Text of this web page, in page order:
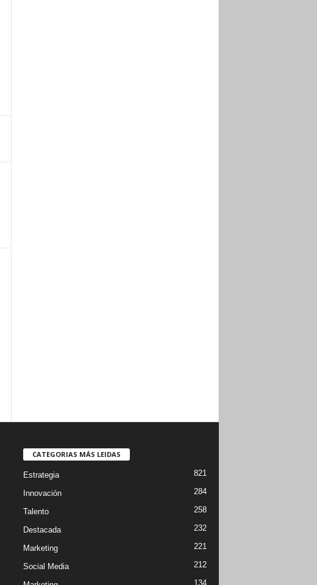
CATEGORIAS MÁS LEIDAS
Estrategia 821
Innovación 284
Talento 258
Destacada 232
Marketing 221
Social Media 212
134